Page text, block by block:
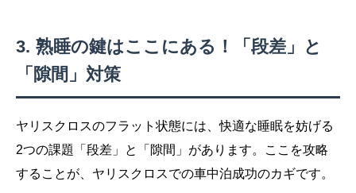
熟睡の鍵はここにある！「段差」と
「隙間」対策
ヤリスクロスのフラット状態には、快適な睡眠を妨げる
2つの課題「段差」と「隙間」があります。ここを攻略
することが、ヤリスクロスでの車中泊成功のカギです。